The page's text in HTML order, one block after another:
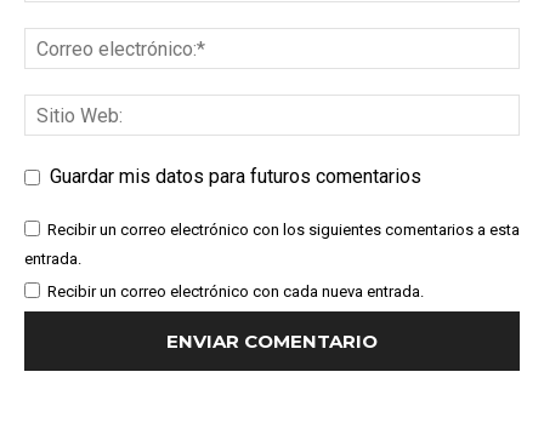
Guardar mis datos para futuros comentarios
Recibir un correo electrónico con los siguientes comentarios a esta
entrada.
Recibir un correo electrónico con cada nueva entrada.